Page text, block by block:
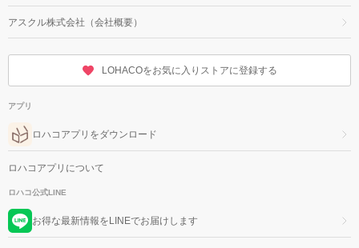
アスクル株式会社（会社概要）
LOHACOをお気に入りストアに登録する
アプリ
ロハコアプリをダウンロード
ロハコアプリについて
ロハコ公式LINE
お得な最新情報をLINEでお届けします